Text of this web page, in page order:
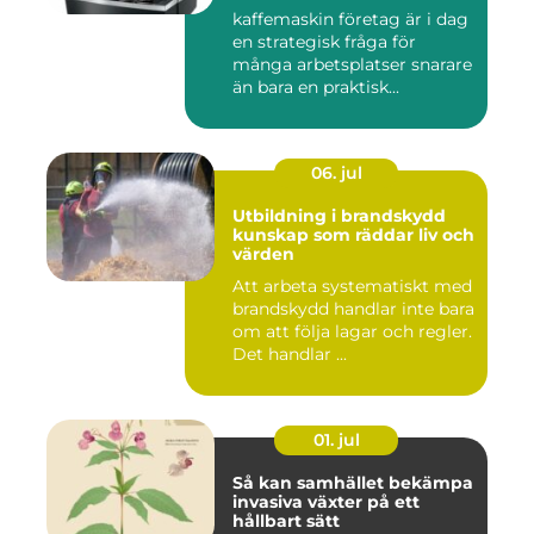
kaffemaskin företag är i dag
en strategisk fråga för
många arbetsplatser snarare
än bara en praktisk...
06. jul
Utbildning i brandskydd
kunskap som räddar liv och
värden
Att arbeta systematiskt med
brandskydd handlar inte bara
om att följa lagar och regler.
Det handlar ...
01. jul
Så kan samhället bekämpa
invasiva växter på ett
hållbart sätt